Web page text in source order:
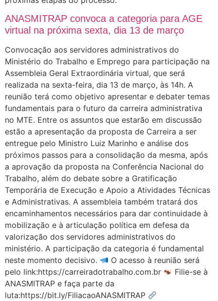
ANASMITRAP convoca a categoria para AGE
virtual na próxima sexta, dia 13 de março
Convocação aos servidores administrativos do
Ministério do Trabalho e Emprego para participação na
Assembleia Geral Extraordinária virtual, que será
realizada na sexta-feira, dia 13 de março, às 14h. A
reunião terá como objetivo apresentar e debater temas
fundamentais para o futuro da carreira administrativa
no MTE. Entre os assuntos que estarão em discussão
estão a apresentação da proposta de Carreira a ser
entregue pelo Ministro Luiz Marinho e análise dos
próximos passos para a consolidação da mesma, após
a aprovação da proposta na Conferência Nacional do
Trabalho, além do debate sobre a Gratificação
Temporária de Execução e Apoio a Atividades Técnicas
e Administrativas. A assembleia também tratará dos
encaminhamentos necessários para dar continuidade à
mobilização e à articulação política em defesa da
valorização dos servidores administrativos do
ministério. A participação da categoria é fundamental
neste momento decisivo.
O acesso à reunião será
pelo link:https://carreiradotrabalho.com.br
Filie-se à
ANASMITRAP e faça parte da
luta:https://bit.ly/FiliacaoANASMITRAP